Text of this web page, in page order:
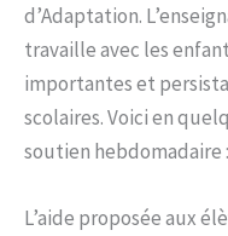
d’Adaptation.
travaille avec les
importantes et
scolaires. Voici en
soutien hebdomadaire :
L’aide proposée aux